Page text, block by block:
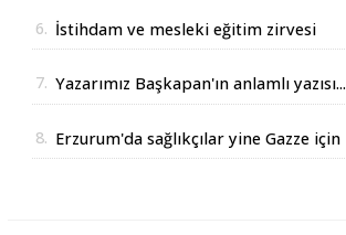
6. İstihdam ve mesleki eğitim zirvesi
7. Yazarımız Başkapan'ın anlamlı yazısı...
8. Erzurum'da sağlıkçılar yine Gazze için